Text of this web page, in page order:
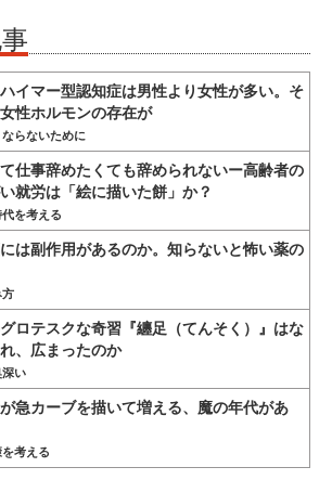
イマー型認知症は男性より女性が多い。そ
性ホルモンの存在が
らないために
仕事辞めたくても辞められないー高齢者の
就労は「絵に描いた餅」か？
を考える
は副作用があるのか。知らないと怖い薬の
ロテスクな奇習『纏足（てんそく）』はな
、広まったのか
い
急カーブを描いて増える、魔の年代があ
考える